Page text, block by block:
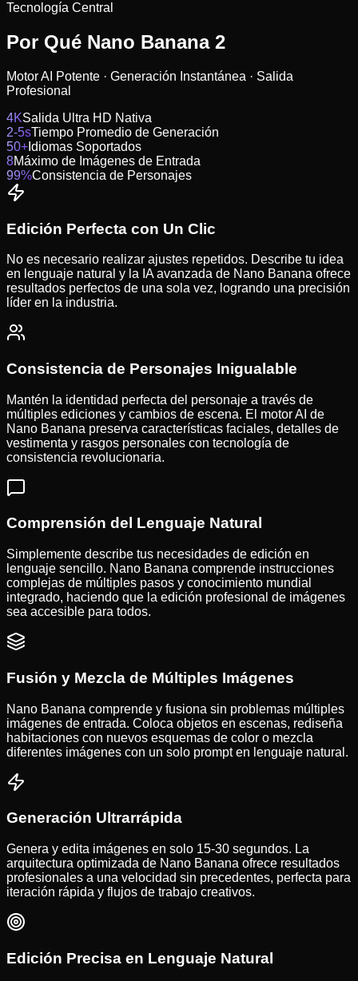
Tecnología Central
Por Qué Nano Banana 2
Motor AI Potente · Generación Instantánea · Salida
Profesional
4KSalida Ultra HD Nativa
2-5sTiempo Promedio de Generación
50+ Idiomas Soportados
8Máximo de Imágenes de Entrada
99%Consistencia de Personajes
Edición Perfecta con Un Clic
No es necesario realizar ajustes repetidos. Describe tu idea
en lenguaje natural y la IA avanzada de Nano Banana ofrece
resultados perfectos de una sola vez, logrando una precisión
líder en la industria.
Consistencia de Personajes Inigualable
Mantén la identidad perfecta del personaje a través de
múltiples ediciones y cambios de escena. El motor AI de
Nano Banana preserva características faciales, detalles de
vestimenta y rasgos personales con tecnología de
consistencia revolucionaria.
Comprensión del Lenguaje Natural
Simplemente describe tus necesidades de edición en
lenguaje sencillo. Nano Banana comprende instrucciones
complejas de múltiples pasos y conocimiento mundial
integrado, haciendo que la edición profesional de imágenes
sea accesible para todos.
Fusión y Mezcla de Múltiples Imágenes
Nano Banana comprende y fusiona sin problemas múltiples
imágenes de entrada. Coloca objetos en escenas, rediseña
habitaciones con nuevos esquemas de color o mezcla
diferentes imágenes con un solo prompt en lenguaje natural.
Generación Ultrarrápida
Genera y edita imágenes en solo 15-30 segundos. La
arquitectura optimizada de Nano Banana ofrece resultados
profesionales a una velocidad sin precedentes, perfecta para
iteración rápida y flujos de trabajo creativos.
Edición Precisa en Lenguaje Natural